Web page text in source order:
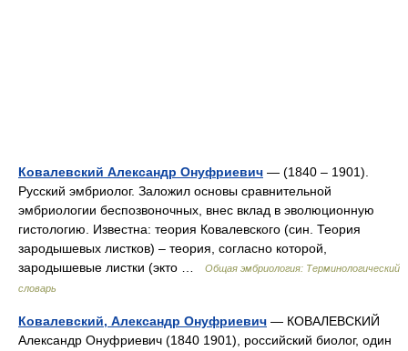
Ковалевский Александр Онуфриевич — (1840 – 1901).
Русский эмбриолог. Заложил основы сравнительной
эмбриологии беспозвоночных, внес вклад в эволюционную
гистологию. Известна: теория Ковалевского (син. Теория
зародышевых листков) – теория, согласно которой,
зародышевые листки (экто …
Общая эмбриология: Терминологический
словарь
Ковалевский, Александр Онуфриевич — КОВАЛЕВСКИЙ
Александр Онуфриевич (1840 1901), российский биолог, один